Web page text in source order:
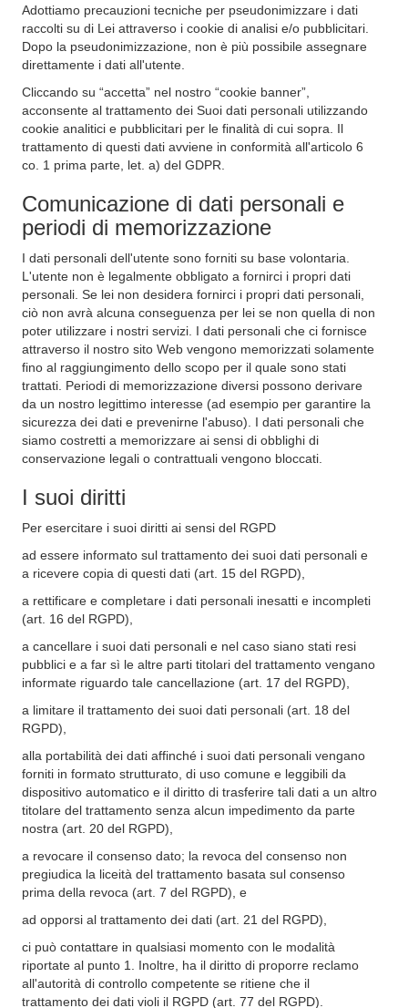
Adottiamo precauzioni tecniche per pseudonimizzare i dati
raccolti su di Lei attraverso i cookie di analisi e/o pubblicitari.
Dopo la pseudonimizzazione, non è più possibile assegnare
direttamente i dati all'utente.
Cliccando su “accetta” nel nostro “cookie banner”,
acconsente al trattamento dei Suoi dati personali utilizzando
cookie analitici e pubblicitari per le finalità di cui sopra. Il
trattamento di questi dati avviene in conformità all'articolo 6
co. 1 prima parte, let. a) del GDPR.
Comunicazione di dati personali e
periodi di memorizzazione
I dati personali dell'utente sono forniti su base volontaria.
L'utente non è legalmente obbligato a fornirci i propri dati
personali. Se lei non desidera fornirci i propri dati personali,
ciò non avrà alcuna conseguenza per lei se non quella di non
poter utilizzare i nostri servizi. I dati personali che ci fornisce
attraverso il nostro sito Web vengono memorizzati solamente
fino al raggiungimento dello scopo per il quale sono stati
trattati. Periodi di memorizzazione diversi possono derivare
da un nostro legittimo interesse (ad esempio per garantire la
sicurezza dei dati e prevenirne l'abuso). I dati personali che
siamo costretti a memorizzare ai sensi di obblighi di
conservazione legali o contrattuali vengono bloccati.
I suoi diritti
Per esercitare i suoi diritti ai sensi del RGPD
ad essere informato sul trattamento dei suoi dati personali e
a ricevere copia di questi dati (art. 15 del RGPD),
a rettificare e completare i dati personali inesatti e incompleti
(art. 16 del RGPD),
a cancellare i suoi dati personali e nel caso siano stati resi
pubblici e a far sì le altre parti titolari del trattamento vengano
informate riguardo tale cancellazione (art. 17 del RGPD),
a limitare il trattamento dei suoi dati personali (art. 18 del
RGPD),
alla portabilità dei dati affinché i suoi dati personali vengano
forniti in formato strutturato, di uso comune e leggibili da
dispositivo automatico e il diritto di trasferire tali dati a un altro
titolare del trattamento senza alcun impedimento da parte
nostra (art. 20 del RGPD),
a revocare il consenso dato; la revoca del consenso non
pregiudica la liceità del trattamento basata sul consenso
prima della revoca (art. 7 del RGPD), e
ad opporsi al trattamento dei dati (art. 21 del RGPD),
ci può contattare in qualsiasi momento con le modalità
riportate al punto 1. Inoltre, ha il diritto di proporre reclamo
all'autorità di controllo competente se ritiene che il
trattamento dei dati violi il RGPD (art. 77 del RGPD).